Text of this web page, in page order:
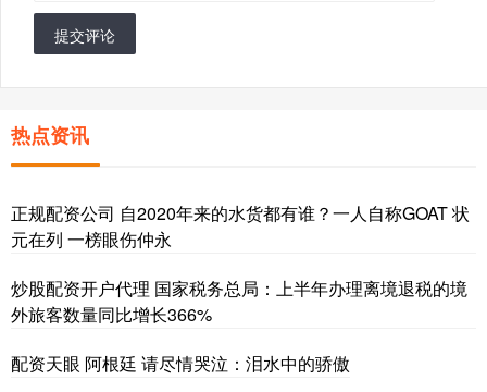
提交评论
热点资讯
正规配资公司 自2020年来的水货都有谁？一人自称GOAT 状
元在列 一榜眼伤仲永
炒股配资开户代理 国家税务总局：上半年办理离境退税的境
外旅客数量同比增长366%
配资天眼 阿根廷 请尽情哭泣：泪水中的骄傲